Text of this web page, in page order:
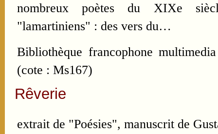
nombreux poètes du XIXe
"lamartiniens" : des vers du…
Bibliothèque francophone
(cote : Ms167)
Rêverie
extrait de "Poésies", manuscrit de